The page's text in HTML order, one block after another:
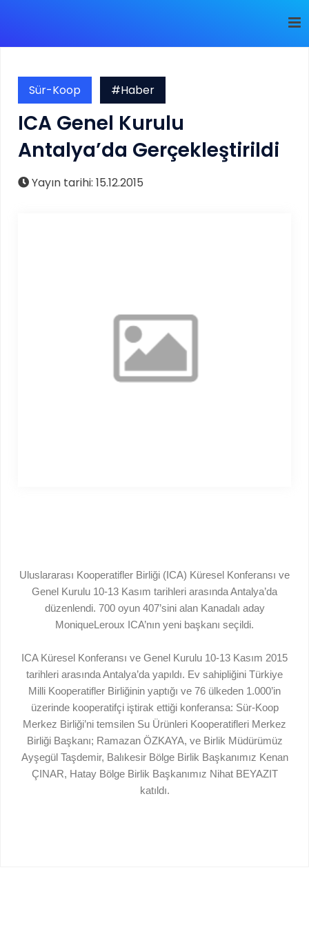
Sür-Koop #Haber
ICA Genel Kurulu
Antalya’da Gerçekleştirildi
Yayın tarihi: 15.12.2015
Uluslararası Kooperatifler Birliği (ICA) Küresel Konferansı ve
Genel Kurulu 10-13 Kasım tarihleri arasında Antalya’da
düzenlendi. 700 oyun 407’sini alan Kanadalı aday
MoniqueLeroux ICA’nın yeni başkanı seçildi.
ICA Küresel Konferansı ve Genel Kurulu 10-13 Kasım 2015
tarihleri arasında Antalya’da yapıldı. Ev sahipliğini Türkiye
Milli Kooperatifler Birliğinin yaptığı ve 76 ülkeden 1.000’in
üzerinde kooperatifçi iştirak ettiği konferansa: Sür-Koop
Merkez Birliği’ni temsilen Su Ürünleri Kooperatifleri Merkez
Birliği Başkanı; Ramazan ÖZKAYA, ve Birlik Müdürümüz
Ayşegül Taşdemir, Balıkesir Bölge Birlik Başkanımız Kenan
ÇINAR, Hatay Bölge Birlik Başkanımız Nihat BEYAZIT
katıldı.